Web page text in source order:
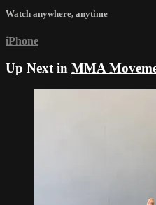
Watch anywhere, anytime
iPhone
Up Next in MMA